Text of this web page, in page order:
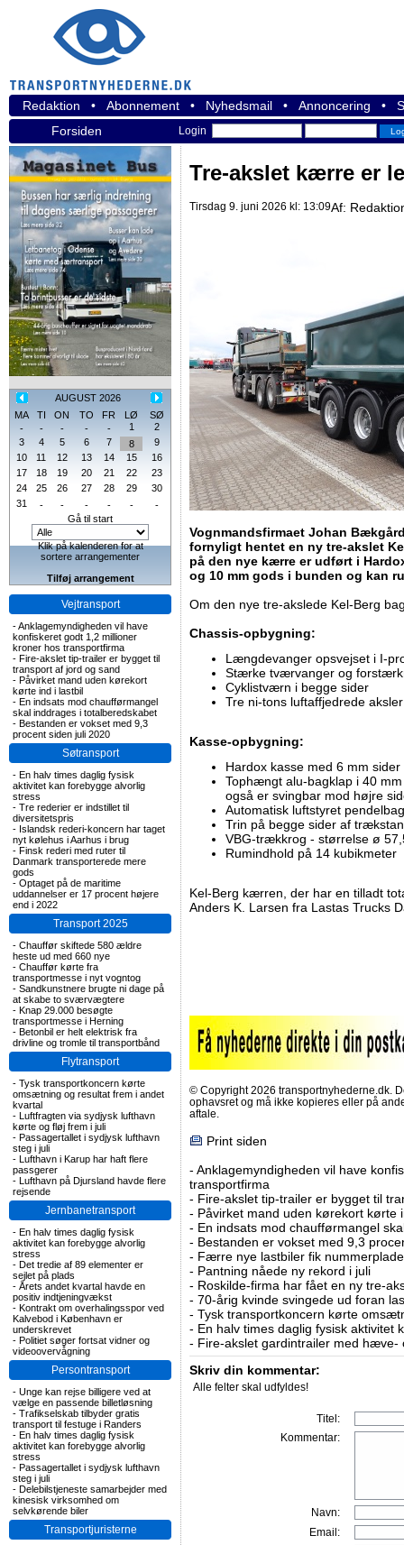
Redaktion • Abonnement • Nyhedsmail • Annoncering •
Forsiden
Login
AUGUST 2026
MA
TI ON TO FR LØ
SØ
-
- - - - 1
2
3
4 5 6 7 8
9
10
11 12 13 14 15
16
17
18 19 20 21 22
23
24
25 26 27 28 29
30
31
- - - - -
-
Gå til start
Klik på kalenderen for at
sortere arrangementer
Tilføj arrangement
Vejtransport
-Anklagemyndigheden vil have
konfiskeret godt 1,2 millioner
kroner hos transportfirma
- Fire-akslet tip-trailer er bygget til
transport af jord og sand
- Påvirket mand uden kørekort
kørte ind i lastbil
- En indsats mod chaufførmangel
skal inddrages i totalberedskabet
- Bestanden er vokset med 9,3
procent siden juli 2020
Søtransport
- En halv times daglig fysisk
aktivitet kan forebygge alvorlig
stress
- Tre rederier er indstillet til
diversitetspris
- Islandsk rederi-koncern har taget
nyt kølehus i Aarhus i brug
- Finsk rederi med ruter til
Danmark transporterede mere
gods
- Optaget på de maritime
uddannelser er 17 procent højere
end i 2022
Transport 2025
- Chauffør skiftede 580 ældre
heste ud med 660 nye
- Chauffør kørte fra
transportmesse i nyt vogntog
- Sandkunstnere brugte ni dage på
at skabe to sværvægtere
- Knap 29.000 besøgte
transportmesse i Herning
- Betonbil er helt elektrisk fra
drivline og tromle til transportbånd
Flytransport
- Tysk transportkoncern kørte
omsætning og resultat frem i andet
kvartal
- Luftfragten via sydjysk lufthavn
kørte og fløj frem i juli
- Passagertallet i sydjysk lufthavn
steg i juli
- Lufthavn i Karup har haft flere
passgerer
- Lufthavn på Djursland havde flere
rejsende
Jernbanetransport
- En halv times daglig fysisk
aktivitet kan forebygge alvorlig
stress
- Det tredie af 89 elementer er
sejlet på plads
- Årets andet kvartal havde en
positiv indtjeningvækst
- Kontrakt om overhalingsspor ved
Kalvebod i København er
underskrevet
- Politiet søger fortsat vidner og
videoovervågning
Persontransport
- Unge kan rejse billigere ved at
vælge en passende billetløsning
- Trafikselskab tilbyder gratis
transport til festuge i Randers
- En halv times daglig fysisk
aktivitet kan forebygge alvorlig
stress
- Passagertallet i sydjysk lufthavn
steg i juli
- Delebilstjeneste samarbejder med
kinesisk virksomhed om
selvkørende biler
Transportjuristerne
Tre-akslet kærre er
Tirsdag 9. juni 2026 kl: 13:09Af:
Vognmandsfirmaet Johan
fornyligt hentet en ny tre-akslet
på den nye kærre er udført i
og 10 mm gods i bunden og kan
Om den nye tre-akslede Kel-Berg
Chassis-opbygning:
Længdevanger opsvejset i I-
Stærke tværvanger og
Cyklistværn i begge sider
Tre ni-tons luftaffjedrede
Kasse-opbygning:
Hardox kasse med 6 mm
Tophængt alu-bagklap i 40
også er svingbar mod højre
Automatisk luftstyret
Trin på begge sider af
VBG-trækkrog - størrelse ø
Rumindhold på 14 kubikmeter
Kel-Berg kærren, der har en tilladt
Anders K. Larsen fra Lastas Trucks
© Copyright 2026 transportnyhederne.dk.
ophavsret og må ikke kopieres eller på
aftale.
Print siden
- Anklagemyndigheden vil have
transportfirma
- Fire-akslet tip-trailer er bygget til
- Påvirket mand uden kørekort kørte
- En indsats mod chaufførmangel
- Bestanden er vokset med 9,3
- Færre nye lastbiler fik
- Pantning nåede ny rekord i juli
- Roskilde-firma har fået en ny tre-
- 70-årig kvinde svingede ud foran
- Tysk transportkoncern kørte
- En halv times daglig fysisk aktivitet
- Fire-akslet gardintrailer med hæve-
Skriv din kommentar:
Alle felter skal udfyldes!
Titel:
Kommentar:
Navn:
Email: